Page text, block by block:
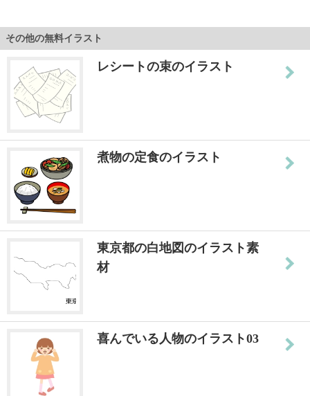
その他の無料イラスト
レシートの束のイラスト
煮物の定食のイラスト
東京都の白地図のイラスト素
材
喜んでいる人物のイラスト03